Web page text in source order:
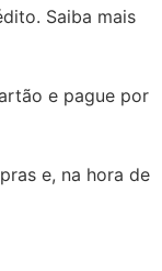
Saiba mais
e pague por
e, na hora de